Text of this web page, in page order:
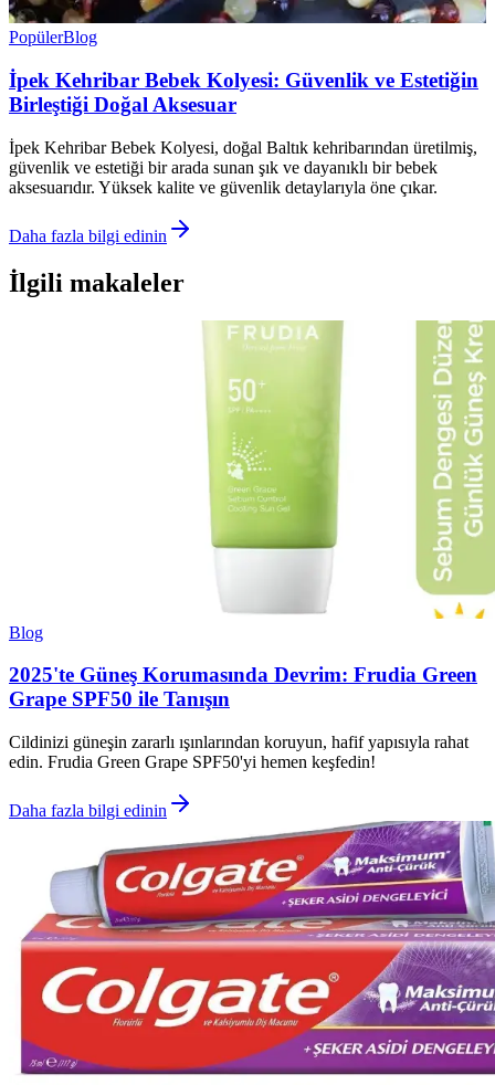
PopülerBlog
İpek Kehribar Bebek Kolyesi: Güvenlik ve Estetiğin
Birleştiği Doğal Aksesuar
İpek Kehribar Bebek Kolyesi, doğal Baltık kehribarından üretilmiş,
güvenlik ve estetiği bir arada sunan şık ve dayanıklı bir bebek
aksesuarıdır. Yüksek kalite ve güvenlik detaylarıyla öne çıkar.
Daha fazla bilgi edinin
İlgili makaleler
Blog
2025'te Güneş Korumasında Devrim: Frudia Green
Grape SPF50 ile Tanışın
Cildinizi güneşin zararlı ışınlarından koruyun, hafif yapısıyla rahat
edin. Frudia Green Grape SPF50'yi hemen keşfedin!
Daha fazla bilgi edinin